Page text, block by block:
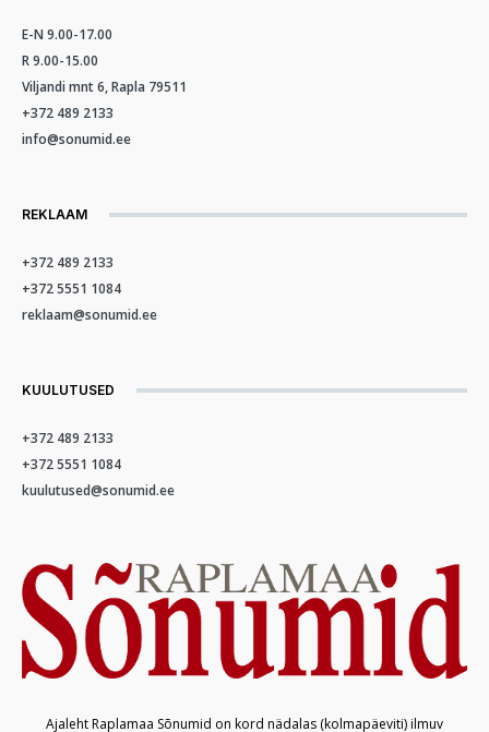
E-N 9.00-17.00
R 9.00-15.00
Viljandi mnt 6, Rapla 79511
+372 489 2133
info@sonumid.ee
REKLAAM
+372 489 2133
+372 5551 1084
reklaam@sonumid.ee
KUULUTUSED
+372 489 2133
+372 5551 1084
kuulutused@sonumid.ee
Ajaleht Raplamaa Sõnumid on kord nädalas (kolmapäeviti) ilmuv